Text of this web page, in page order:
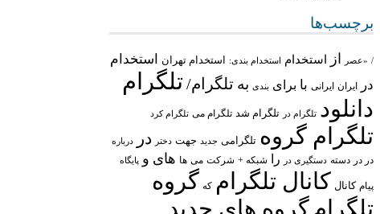
برچسب‌ها
/ «عصر از استخدام استخدام بندی: استخدام تهران
استخدام
در
ایران ایرانی با برای بندی به تلگرام/ تلگرام
دانلود تلگرام در تلگرام شد تلگرام می تلگرام کرد
تلگرام گروه تلگرامی جدید جهت دختر در درباره
در در دسته دستگیری در را شبکه + شرکت می ها های و پایگاه
پیام کانال کانال تلگرام که گروه
تلگرام گروه های جدید